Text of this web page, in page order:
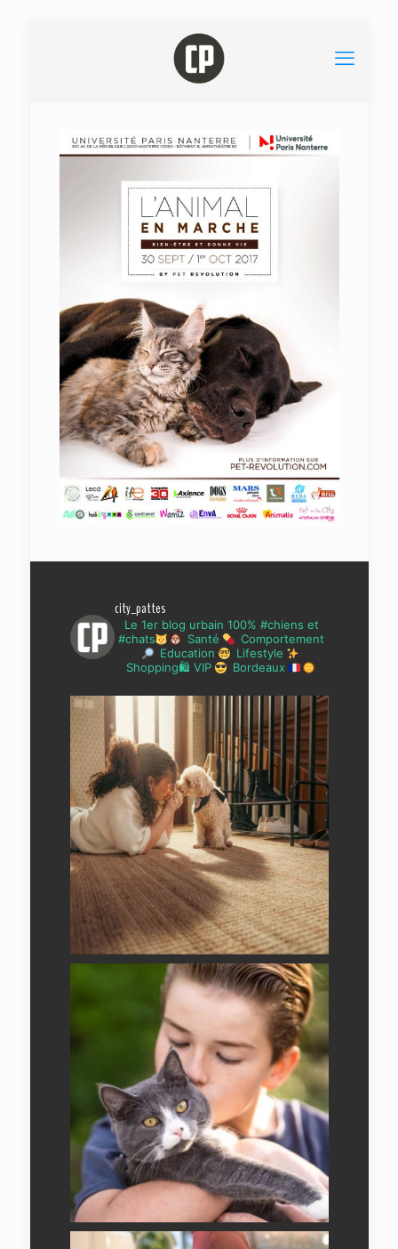
city_pattes
Le 1er blog urbain 100% #chiens et
#chats
Santé
Comportement
Education
Lifestyle
Shopping🛍 VIP
Bordeaux